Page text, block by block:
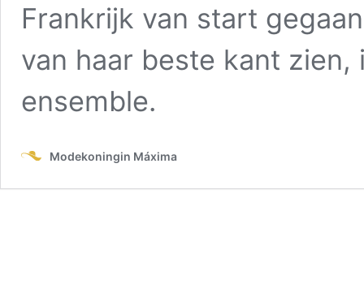
Frankrijk van start
van haar beste kant
ensemble.
Modekoningin Máxima